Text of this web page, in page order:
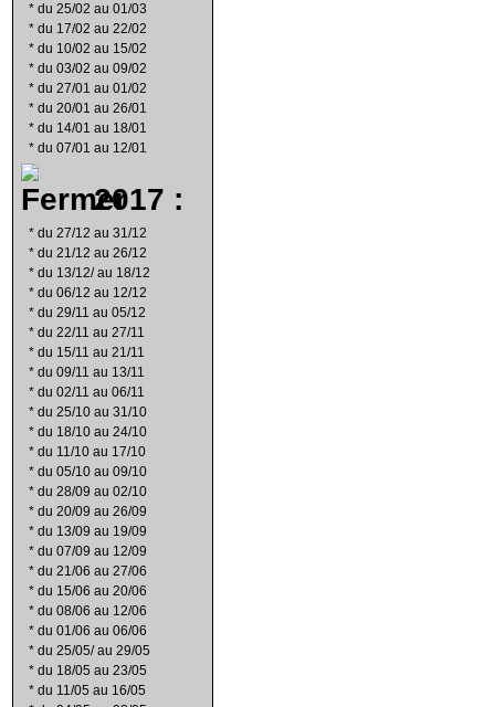
* du 25/02 au 01/03
* du 17/02 au 22/02
* du 10/02 au 15/02
* du 03/02 au 09/02
* du 27/01 au 01/02
* du 20/01 au 26/01
* du 14/01 au 18/01
* du 07/01 au 12/01
2017 :
* du 27/12 au 31/12
* du 21/12 au 26/12
* du 13/12/ au 18/12
* du 06/12 au 12/12
* du 29/11 au 05/12
* du 22/11 au 27/11
* du 15/11 au 21/11
* du 09/11 au 13/11
* du 02/11 au 06/11
* du 25/10 au 31/10
* du 18/10 au 24/10
* du 11/10 au 17/10
* du 05/10 au 09/10
* du 28/09 au 02/10
* du 20/09 au 26/09
* du 13/09 au 19/09
* du 07/09 au 12/09
* du 21/06 au 27/06
* du 15/06 au 20/06
* du 08/06 au 12/06
* du 01/06 au 06/06
* du 25/05/ au 29/05
* du 18/05 au 23/05
* du 11/05 au 16/05